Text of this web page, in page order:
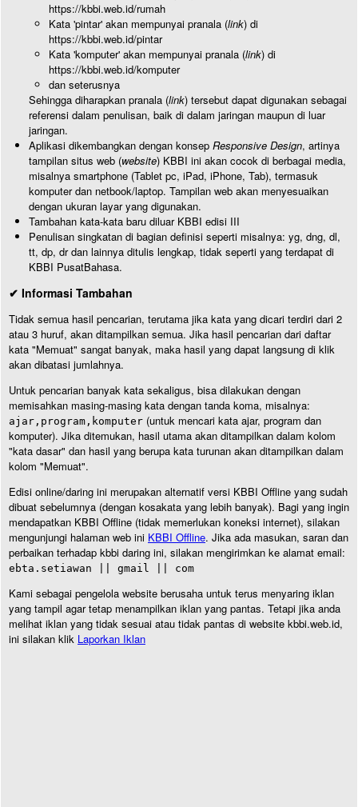
https://kbbi.web.id/rumah
Kata 'pintar' akan mempunyai pranala (link) di
https://kbbi.web.id/pintar
Kata 'komputer' akan mempunyai pranala (link) di
https://kbbi.web.id/komputer
dan seterusnya
Sehingga diharapkan pranala (link) tersebut dapat digunakan sebagai
referensi dalam penulisan, baik di dalam jaringan maupun di luar
jaringan.
Aplikasi dikembangkan dengan konsep Responsive Design, artinya
tampilan situs web (website) KBBI ini akan cocok di berbagai media,
misalnya smartphone (Tablet pc, iPad, iPhone, Tab), termasuk
komputer dan netbook/laptop. Tampilan web akan menyesuaikan
dengan ukuran layar yang digunakan.
Tambahan kata-kata baru diluar KBBI edisi III
Penulisan singkatan di bagian definisi seperti misalnya: yg, dng, dl,
tt, dp, dr dan lainnya ditulis lengkap, tidak seperti yang terdapat di
KBBI PusatBahasa.
✔ Informasi Tambahan
Tidak semua hasil pencarian, terutama jika kata yang dicari terdiri dari 2
atau 3 huruf, akan ditampilkan semua. Jika hasil pencarian dari daftar
kata "Memuat" sangat banyak, maka hasil yang dapat langsung di klik
akan dibatasi jumlahnya.
Untuk pencarian banyak kata sekaligus, bisa dilakukan dengan
memisahkan masing-masing kata dengan tanda koma, misalnya:
ajar,program,komputer (untuk mencari kata ajar, program dan
komputer). Jika ditemukan, hasil utama akan ditampilkan dalam kolom
"kata dasar" dan hasil yang berupa kata turunan akan ditampilkan dalam
kolom "Memuat".
Edisi online/daring ini merupakan alternatif versi KBBI Offline yang sudah
dibuat sebelumnya (dengan kosakata yang lebih banyak). Bagi yang ingin
mendapatkan KBBI Offline (tidak memerlukan koneksi internet), silakan
mengunjungi halaman web ini KBBI Offline. Jika ada masukan, saran dan
perbaikan terhadap kbbi daring ini, silakan mengirimkan ke alamat email:
ebta.setiawan || gmail || com
Kami sebagai pengelola website berusaha untuk terus menyaring iklan
yang tampil agar tetap menampilkan iklan yang pantas. Tetapi jika anda
melihat iklan yang tidak sesuai atau tidak pantas di website kbbi.web.id,
ini silakan klik Laporkan Iklan